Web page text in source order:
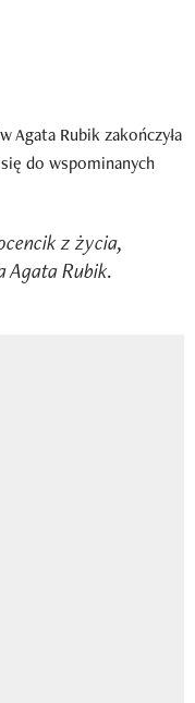
Agata Rubik zakończyła
do wspominanych
z życia,
Agata Rubik.